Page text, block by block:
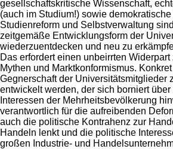
gesellschaftskritische Wissenschaft,
(auch im Studium!) sowie
Studienreform und Selbstverwaltung
zeitgemäße Entwicklungsform der
wiederzuentdecken und neu zu
Das erfordert einen unbeirrten
Mythen und Marktkonformismus.
Gegnerschaft der Universitätsmitglieder
entwickelt werden, der sich borniert
Interessen der Mehrheitsbevölkerung
verantwortlich für die aufreibenden
auch die politische Kontrahenz zur
Handeln lenkt und die politische
großen Industrie- und